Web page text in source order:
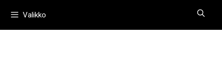
sisältöönValikko